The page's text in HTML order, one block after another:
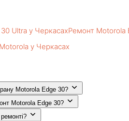
Ultra у ЧеркасахРемонт Motorola
у Черкасах
Motorola Edge 30?
Motorola Edge 30?